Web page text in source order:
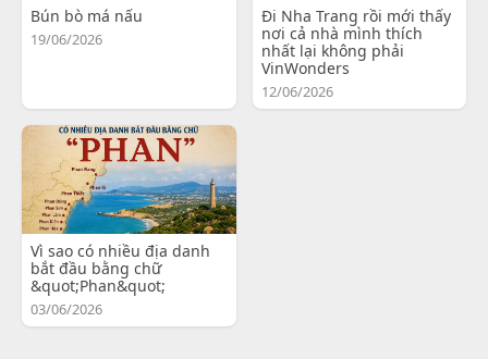
Bún bò má nấu
19/06/2026
Đi Nha Trang rồi mới thấy
nơi cả nhà mình thích
nhất lại không phải
VinWonders
12/06/2026
Vì sao có nhiều địa danh
bắt đầu bằng chữ
&quot;Phan&quot;
03/06/2026